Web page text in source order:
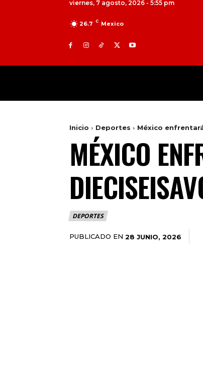
viernes, 7 agosto, 2026 - 5:55 pm
26.7 C Mexico
TOLUCA 98.9 FM | ATLACOMULCO
Inicio Deportes México
MÉXICO
DEPORTES
PUBLICADO EN 28 JUNIO, 2026